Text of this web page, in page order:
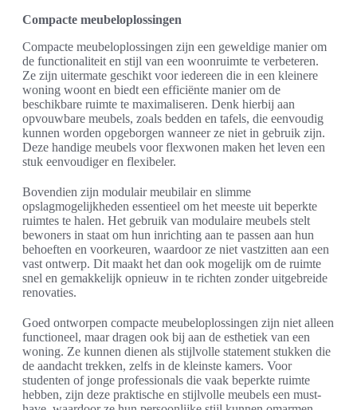
Compacte meubeloplossingen
Compacte meubeloplossingen zijn een geweldige manier om
de functionaliteit en stijl van een woonruimte te verbeteren.
Ze zijn uitermate geschikt voor iedereen die in een kleinere
woning woont en biedt een efficiënte manier om de
beschikbare ruimte te maximaliseren. Denk hierbij aan
opvouwbare meubels, zoals bedden en tafels, die eenvoudig
kunnen worden opgeborgen wanneer ze niet in gebruik zijn.
Deze handige meubels voor flexwonen maken het leven een
stuk eenvoudiger en flexibeler.
Bovendien zijn modulair meubilair en slimme
opslagmogelijkheden essentieel om het meeste uit beperkte
ruimtes te halen. Het gebruik van modulaire meubels stelt
bewoners in staat om hun inrichting aan te passen aan hun
behoeften en voorkeuren, waardoor ze niet vastzitten aan een
vast ontwerp. Dit maakt het dan ook mogelijk om de ruimte
snel en gemakkelijk opnieuw in te richten zonder uitgebreide
renovaties.
Goed ontworpen compacte meubeloplossingen zijn niet alleen
functioneel, maar dragen ook bij aan de esthetiek van een
woning. Ze kunnen dienen als stijlvolle statement stukken die
de aandacht trekken, zelfs in de kleinste kamers. Voor
studenten of jonge professionals die vaak beperkte ruimte
hebben, zijn deze praktische en stijlvolle meubels een must-